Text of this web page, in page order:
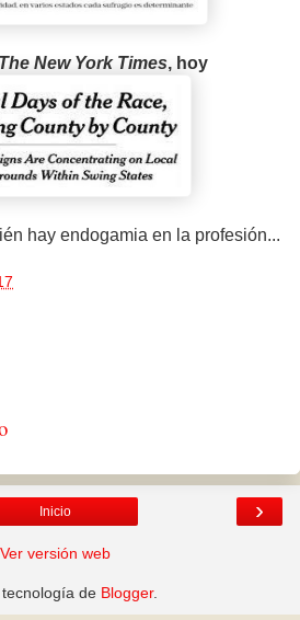
The New York Times, hoy
hay endogamia en la profesión...
›
Inicio
Ver versión web
de Blogger.